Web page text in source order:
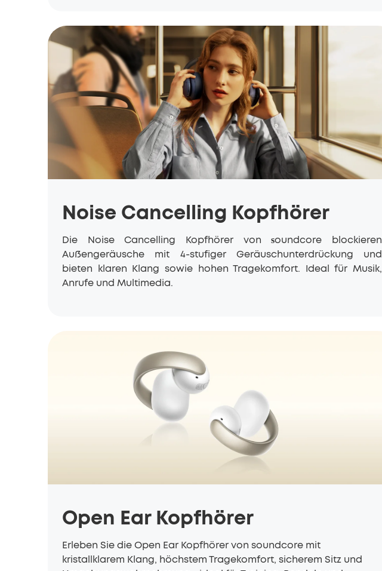
Noise Cancelling Kopfhörer
Die Noise Cancelling Kopfhörer vonsoundcore blockieren
Außengeräusche mit 4-stufiger Geräuschunterdrückung und
bieten klaren Klang sowie hohen Tragekomfort. Ideal für Musik,
Anrufe und Multimedia.
Open Ear Kopfhörer
Erleben Sie die Open Ear Kopfhörer von soundcore mit
kristallklarem Klang, höchstem Tragekomfort, sicherem Sitz und